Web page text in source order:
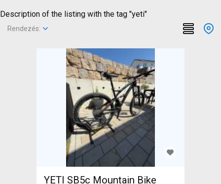
Description of the listing with the tag "yeti"
Rendezés:
YETI SB5c Mountain Bike